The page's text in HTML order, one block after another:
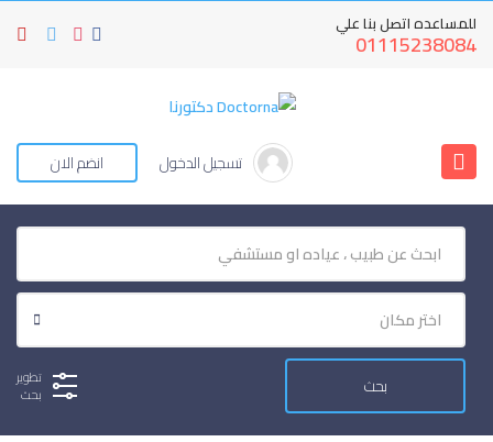
للمساعده اتصل بنا علي
01115238084
تسجيل الدخول انضم الان
تطوير
بحث